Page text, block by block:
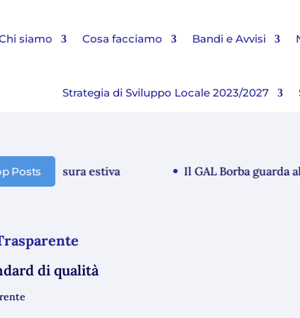
siamo Cosa facciamo Bandi e Avvisi
Strategia di Sviluppo Locale 2023/2027
Postschiusura estiva Il GAL Borba guarda al
di qualità